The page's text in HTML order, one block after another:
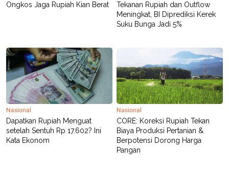
Ongkos Jaga Rupiah Kian Berat
Tekanan Rupiah dan Outflow
Meningkat, BI Diprediksi Kerek
Suku Bunga Jadi 5%
Nasional
Dapatkan Rupiah Menguat
setelah Sentuh Rp 17.602? Ini
Kata Ekonom
Nasional
CORE: Koreksi Rupiah Tekan
Biaya Produksi Pertanian &
Berpotensi Dorong Harga
Pangan